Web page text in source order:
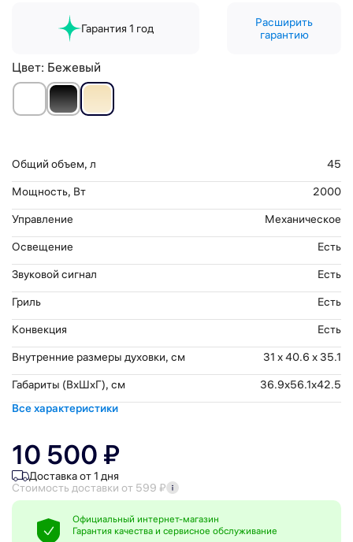
Гарантия 1 год
Расширить
гарантию
Цвет: Бежевый
Общий объем, л
45
Мощность, Вт
2000
Управление
Механическое
Освещение
Есть
Звуковой сигнал
Есть
Гриль
Есть
Конвекция
Есть
Внутренние размеры духовки, см
31 х 40.6 х 35.1
Габариты (ВхШхГ), см
36.9x56.1x42.5
Все характеристики
10 500 ₽
Доставка от 1 дня
Стоимость доставки от 599 ₽
Официальный интернет-магазин
Гарантия качества и сервисное обслуживание